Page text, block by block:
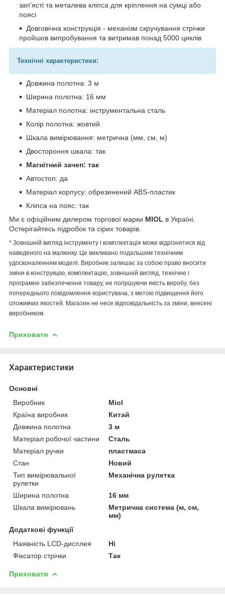
зап'ясті та металева кліпса для кріплення на сумці або
поясі
Довговічна конструкція - механізм скручування стрічки
пройшов випробування та витримав понад 5000 циклів
Технічні характеристики:
Довжина полотна: 3 м
Ширина полотна: 16 мм
Матеріал полотна: інструментальна сталь
Колір полотна: жовтий
Шкала вимірювання: метрична (мм, см, м)
Двостороння шкала: так
Магнітний зачеп: так
Автостоп: да
Матеріал корпусу: обрезинений ABS-пластик
Кліпса на пояс: так
Ми є офіційним дилером торгової марки MIOL в Україні.
Остерігайтесь підробок та сірих товарів.
* Зовнішній вигляд інструменту і комплектація може відрізнятися від
наведеного на малюнку. Це викликано подальшим технічним
удосконаленням моделі. Виробник залишає за собою право вносити
зміни в конструкцію, комплектацію, зовнішній вигляд, технічне і
програмне забезпечення товару, не погіршуючи якість виробу, без
попереднього повідомлення користувача, з метою підвищення його
споживчих якостей. Магазин не несе відповідальність за зміни, внесені
виробником.
Приховати
Характеристики
Основні
Виробник
Miol
Країна виробник
Китай
Довжина полотна
3 м
Матеріал робочої частини
Сталь
Матеріал ручки
пластмаса
Стан
Новий
Тип вимірювальної
рулетки
Механічна рулетка
Ширина полотна
16 мм
Шкала вимірювань
Метрична система (м, см,
мм)
Додаткові функції
Наявність LCD-дисплея
Ні
Фіксатор стрічки
Так
Приховати